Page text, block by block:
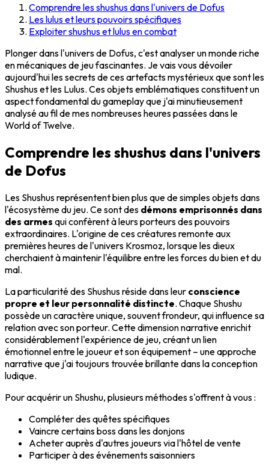
Comprendre les shushus dans l'univers de Dofus
Les lulus et leurs pouvoirs spécifiques
Exploiter shushus et lulus en combat
Plonger dans l'univers de Dofus, c'est analyser un monde riche
en mécaniques de jeu fascinantes. Je vais vous dévoiler
aujourd'hui les secrets de ces artefacts mystérieux que sont les
Shushus et les Lulus. Ces objets emblématiques constituent un
aspect fondamental du gameplay que j'ai minutieusement
analysé au fil de mes nombreuses heures passées dans le
World of Twelve.
Comprendre les shushus dans l'univers
de Dofus
Les Shushus représentent bien plus que de simples objets dans
l'écosystème du jeu. Ce sont des démons emprisonnés dans
des armes qui confèrent à leurs porteurs des pouvoirs
extraordinaires. L'origine de ces créatures remonte aux
premières heures de l'univers Krosmoz, lorsque les dieux
cherchaient à maintenir l'équilibre entre les forces du bien et du
mal.
La particularité des Shushus réside dans leur conscience
propre et leur personnalité distincte. Chaque Shushu
possède un caractère unique, souvent frondeur, qui influence sa
relation avec son porteur. Cette dimension narrative enrichit
considérablement l'expérience de jeu, créant un lien
émotionnel entre le joueur et son équipement – une approche
narrative que j'ai toujours trouvée brillante dans la conception
ludique.
Pour acquérir un Shushu, plusieurs méthodes s'offrent à vous :
Compléter des quêtes spécifiques
Vaincre certains boss dans les donjons
Acheter auprès d'autres joueurs via l'hôtel de vente
Participer à des événements saisonniers